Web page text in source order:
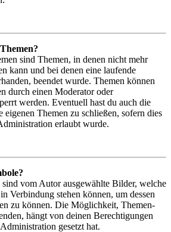
sind Themen, in denen nicht mehr
kann und bei denen eine laufende
beendet wurde. Themen können
durch einen Moderator oder
werden. Eventuell hast du auch die
Themen zu schließen, sofern dies
erlaubt wurde.
vom Autor ausgewählte Bilder, welche
Verbindung stehen können, um dessen
zu können. Die Möglichkeit, Themen-
hängt von deinen Berechtigungen
gesetzt hat.